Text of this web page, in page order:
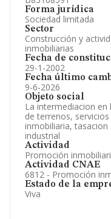
Forma jurídica
Sociedad limitada
Sector
Construcción y
inmobiliarias
Fecha de
29-1-2002
Fecha último
9-6-2026
Objeto social
La intermediacion
de terrenos,
inmobiliaria, tasacion
industrial
Actividad
Promoción
Actividad CNAE
6812 - Promoción
Estado de la
Viva